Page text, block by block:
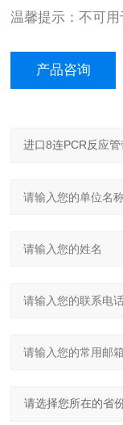
温馨提示：不可用
产品咨询